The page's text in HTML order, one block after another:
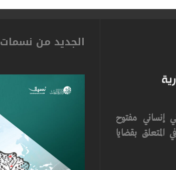
إنساني مفتوح
بقضايا
الجديد من نسمات